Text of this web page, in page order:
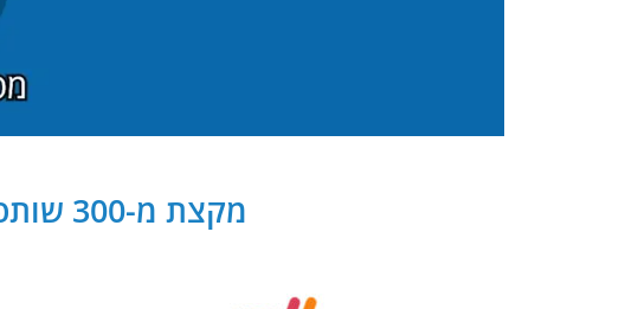
מקצת מ-300 שותפנו העסקיים של PB Digital בישראל ובעולם: